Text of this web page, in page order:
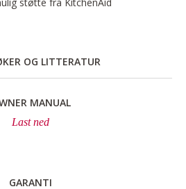
OG LITTERATUR
MANUAL
Last ned
GARANTI